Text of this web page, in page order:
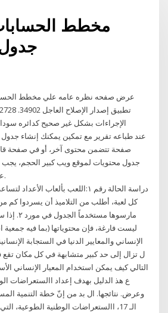
مخطط
عرض صفحه نظره عامه علي مخطط
صفحة تتضمن محتوى آخر، أو في صفحة
جدول محتويات لموقع ويب كبير الحجم،
على جدول المحتويات فقط.
دراسة الحالة رقم ١:اللعب بألعاب
كل لعبة، أطلب من التلاميذ أن يسردوا كم
مارسوها
ليست فارغة، فإن محتوياتها (بما فيه جمعية
الإنساني والمعايير الدنيا في الستجابة
ل تزال إلى حد كبير متشابهة في كل مكان تقع
التالي كيف يمكن استخدام المعيار
ع هذ الدليل بهدف إعداد االستعراضات
الـ 17، االستعراضات الوطنية الطوعية،